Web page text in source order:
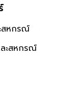
สหกรณ์
ะสหกรณ์